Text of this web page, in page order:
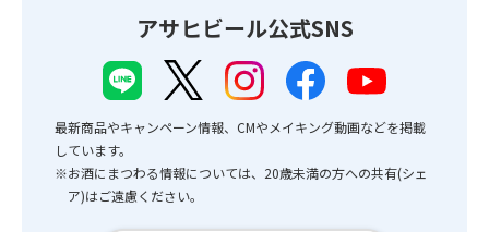
アサヒビール公式SNS
最新商品やキャンペーン情報、CMやメイキング動画などを掲載
しています。
※お酒にまつわる情報については、20歳未満の方への共有(シェ
ア)はご遠慮ください。